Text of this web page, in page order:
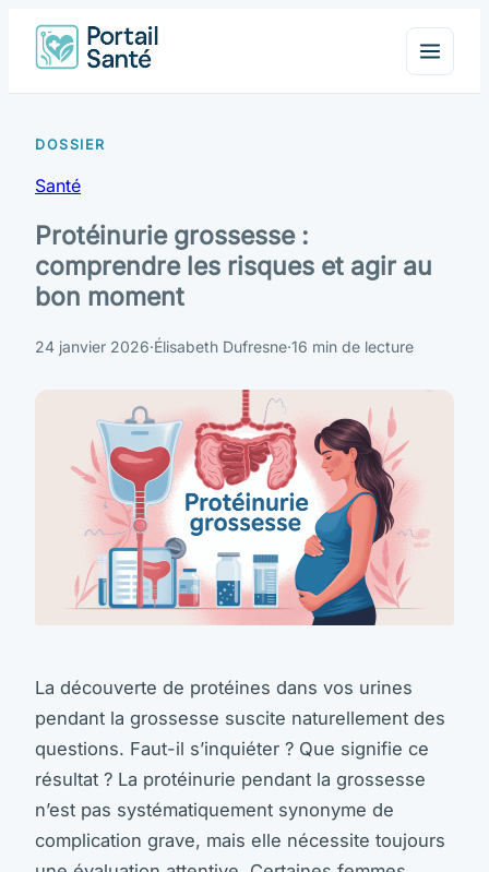
Santé
Protéinurie grossesse :
comprendre les risques et agir au
bon moment
24 janvier 2026·Élisabeth Dufresne·16 min de lecture
La découverte de protéines dans vos urines
pendant la grossesse suscite naturellement des
questions. Faut-il s’inquiéter ? Que signifie ce
résultat ? La protéinurie pendant la grossesse
n’est pas systématiquement synonyme de
complication grave, mais elle nécessite toujours